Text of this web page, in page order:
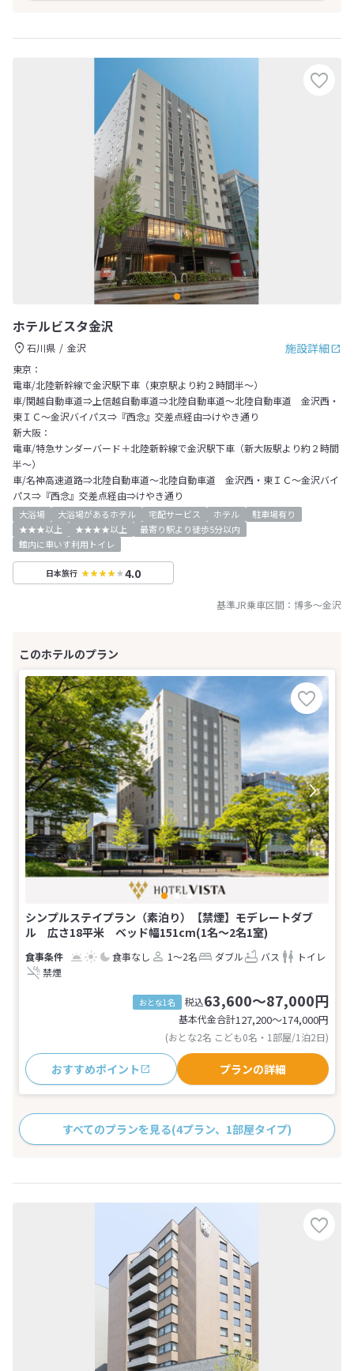
ホテルビスタ金沢
施設詳細
石川県
金沢
東京：
電車/北陸新幹線で金沢駅下車（東京駅より約２時間半～）
車/関越自動車道⇒上信越自動車道⇒北陸自動車道～北陸自動車道 金沢西・
東ＩＣ～金沢バイパス⇒『西念』交差点経由⇒けやき通り
新大阪：
電車/特急サンダーバード＋北陸新幹線で金沢駅下車（新大阪駅より約２時間
半～）
車/名神高速道路⇒北陸自動車道～北陸自動車道 金沢西・東ＩＣ～金沢バイ
パス⇒『西念』交差点経由⇒けやき通り
大浴場 大浴場があるホテル 宅配サービス ホテル
駐車場有り
★★★以上
★★★★以上
最寄り駅より徒歩5分以内
館内に車いす利用トイレ
日本旅行 4.0
基準JR乗車区間： 博多～金沢
シンプルステイプラン（素泊り）【禁煙】モデレートダブ
ル 広さ18平米 ベッド幅151cm(1名～2名1室)
食事なし 1～2名 ダブル バス
トイレ
禁煙
おとな1名 税込63,600～87,000円
基本代金合計127,200〜174,000円
(おとな2名 こども0名・1部屋/1泊2日)
おすすめポイント プランの詳細
すべてのプランを見る(4プラン、1部屋タイプ)